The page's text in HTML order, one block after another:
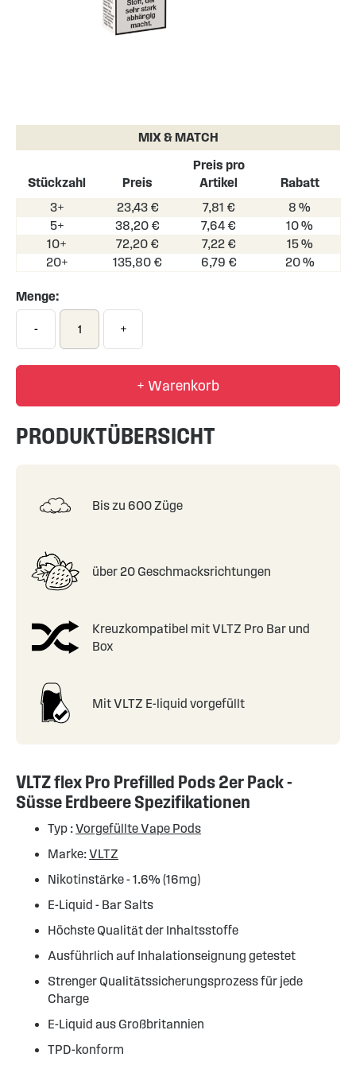
the
the
gallery
MIX & MATCH
Stückzahl Preis
Preis pro
Artikel
Rabatt
3+
23,43 € 7,81 €
8 %
5+
38,20 € 7,64 €
10 %
10+
72,20 € 7,22 €
15 %
20+
135,80 € 6,79 € 20 %
Menge:
- +
+ Warenkorb
PRODUKTÜBERSICHT
Bis zu 600 Züge
über 20 Geschmacksrichtungen
Kreuzkompatibel mit VLTZ Pro Bar und
Box
Mit VLTZ E-liquid vorgefüllt
VLTZ flex Pro Prefilled Pods 2er Pack -
Süsse Erdbeere Spezifikationen
Typ :Vorgefüllte Vape Pods
Marke:VLTZ
Nikotinstärke - 1.6% (16mg)
E-Liquid - Bar Salts
Höchste Qualität der Inhaltsstoffe
Ausführlich auf Inhalationseignung getestet
Strenger Qualitätssicherungsprozess für jede
Charge
E-Liquid aus Großbritannien
TPD-konform